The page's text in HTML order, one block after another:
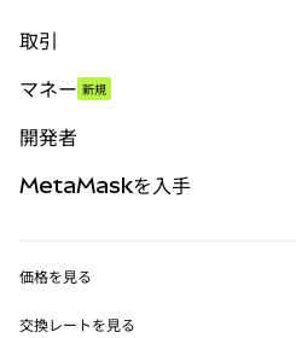
取引
パーペチュアル
RWA
マネー 新規
開発者
MetaMaskを入手
価格を見る
イーサリアムの価格
交換レートを見る